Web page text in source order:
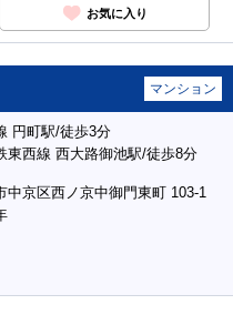
お気に入り
マンション
円町駅/徒歩3分
東西線 西大路御池駅/徒歩8分
中京区西ノ京中御門東町 103-1